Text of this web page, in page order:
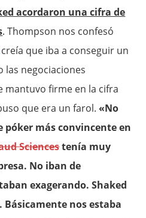
acordaron una cifra de
. Thompson nos confesó
creía que iba a conseguir un
las negociaciones
mantuvo firme en la cifra
que era un farol. «No
póker más convincente en
Sciencestenía muy
No iban de
exagerando. Shaked
Básicamente nos estaba